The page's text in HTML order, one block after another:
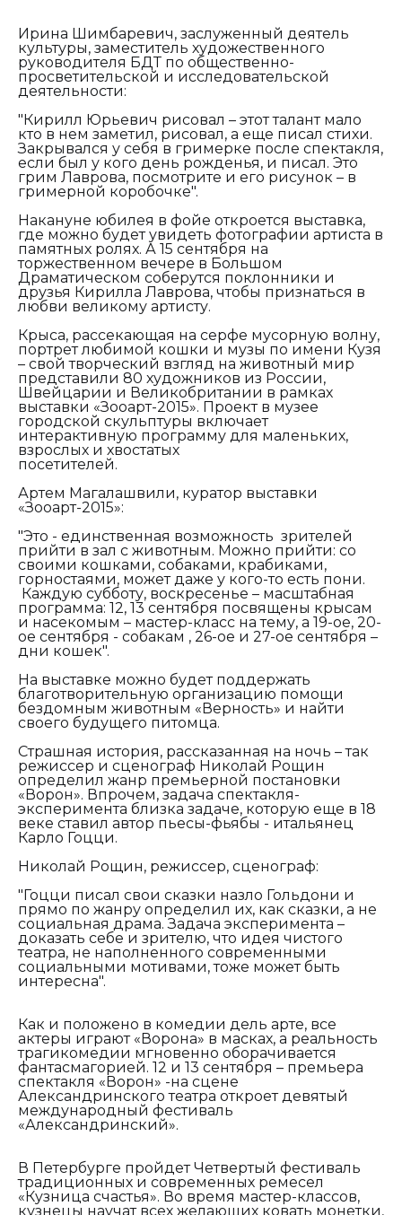
Ирина Шимбаревич, заслуженный деятель
культуры, заместитель художественного
руководителя БДТ по общественно-
просветительской и исследовательской
деятельности:
"Кирилл Юрьевич рисовал – этот талант мало
кто в нем заметил, рисовал, а еще писал стихи.
Закрывался у себя в гримерке после спектакля,
если был у кого день рожденья, и писал. Это
грим Лаврова, посмотрите и его рисунок – в
гримерной коробочке".
Накануне юбилея в фойе откроется выставка,
где можно будет увидеть фотографии артиста в
памятных ролях. А 15 сентября на
торжественном вечере в Большом
Драматическом соберутся поклонники и
друзья Кирилла Лаврова, чтобы признаться в
любви великому артисту.
Крыса, рассекающая на серфе мусорную волну,
портрет любимой кошки и музы по имени Кузя
– свой творческий взгляд на животный мир
представили 80 художников из России,
Швейцарии и Великобритании в рамках
выставки «Зооарт-2015». Проект в музее
городской скульптуры включает
интерактивную программу для маленьких,
взрослых и хвостатых
Артем Магалашвили, куратор выставки
«Зооарт-2015»:
"Это - единственная возможность зрителей
прийти в зал с животным. Можно прийти: со
своими кошками, собаками, крабиками,
горностаями, может даже у кого-то есть пони.
Каждую субботу, воскресенье – масштабная
программа: 12, 13 сентября посвящены крысам
и насекомым – мастер-класс на тему, а 19-ое, 20-
ое сентября - собакам , 26-ое и 27-ое сентября –
дни кошек".
На выставке можно будет поддержать
благотворительную организацию помощи
бездомным животным «Верность» и найти
своего будущего питомца.
Страшная история, рассказанная на ночь – так
режиссер и сценограф Николай Рощин
определил жанр премьерной постановки
«Ворон». Впрочем, задача спектакля-
эксперимента близка задаче, которую еще в 18
веке ставил автор пьесы-фьябы - итальянец
Карло Гоцци.
Николай Рощин, режиссер, сценограф:
"Гоцци писал свои сказки назло Гольдони и
прямо по жанру определил их, как сказки, а не
социальная драма. Задача эксперимента –
доказать себе и зрителю, что идея чистого
театра, не наполненного современными
социальными мотивами, тоже может быть
интересна".
Как и положено в комедии дель арте, все
актеры играют «Ворона» в масках, а реальность
трагикомедии мгновенно оборачивается
фантасмагорией. 12 и 13 сентября – премьера
спектакля «Ворон» -на сцене
Александринского театра откроет девятый
международный фестиваль
«Александринский».
В Петербурге пройдет Четвертый фестиваль
традиционных и современных ремесел
«Кузница счастья». Во время мастер-классов,
кузнецы научат всех желающих ковать монетки,